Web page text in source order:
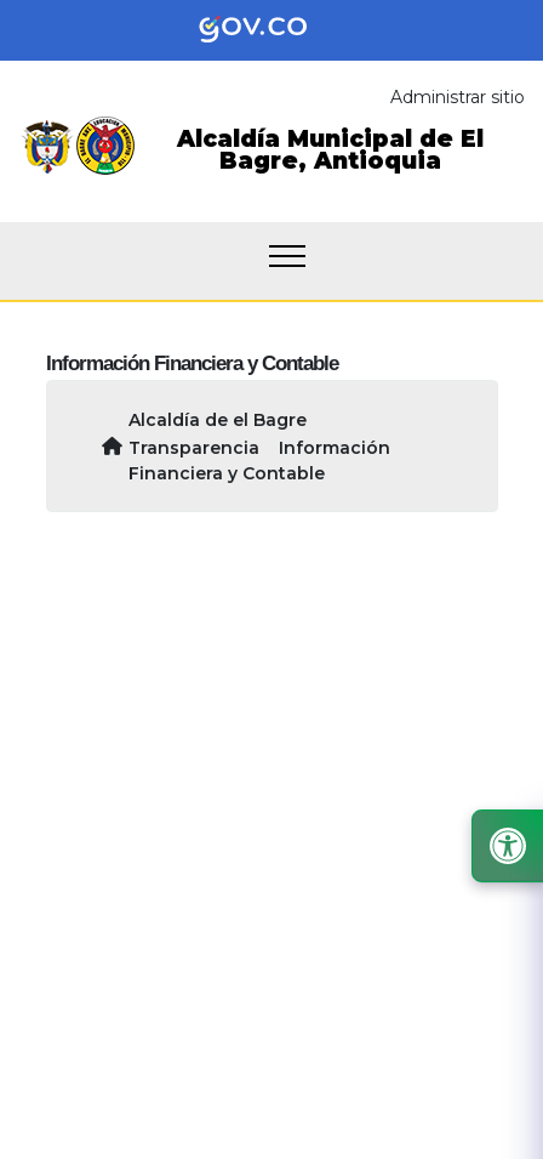
Administrar sitio
Alcaldía Municipal de El
Bagre,Antioquia
Información Financiera y Contable
Alcaldía de el Bagre
Transparencia
Información
Financiera y Contable